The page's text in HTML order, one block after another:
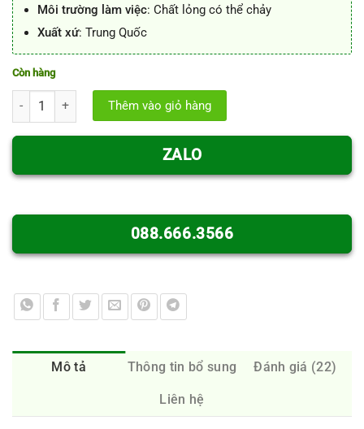
Môi trường làm việc: Chất lỏng có thể chảy
Xuất xứ: Trung Quốc
Còn hàng
Chữ thập ren inox 304 số lượng
Thêm vào giỏ hàng
ZALO
088.666.3566
Mô tả Thông tin bổ sung Đánh giá (22)
Liên hệ